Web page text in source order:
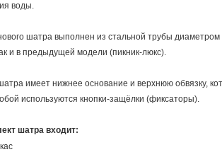
воды.
шатра выполнен из стальной трубы
и в предыдущей модели (пикник-люкс).
имеет нижнее основание и верхнюю обвязку,
используются кнопки-защёлки (фиксаторы).
шатра входит: